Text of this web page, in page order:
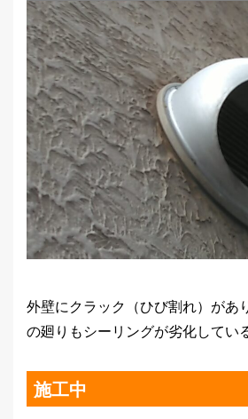
外壁にクラック（ひび割れ）があ
の廻りもシーリングが劣化してい
施工中